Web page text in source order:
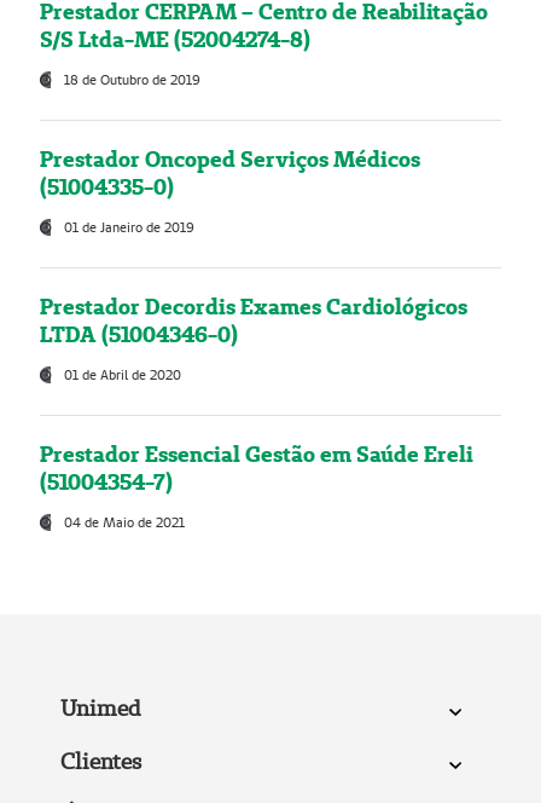
Prestador CERPAM – Centro de Reabilitação
S/S Ltda-ME (52004274-8)
18 de Outubro de 2019
Prestador Oncoped Serviços Médicos
(51004335-0)
01 de Janeiro de 2019
Prestador Decordis Exames Cardiológicos
LTDA (51004346-0)
01 de Abril de 2020
Prestador Essencial Gestão em Saúde Ereli
(51004354-7)
04 de Maio de 2021
Unimed
Clientes